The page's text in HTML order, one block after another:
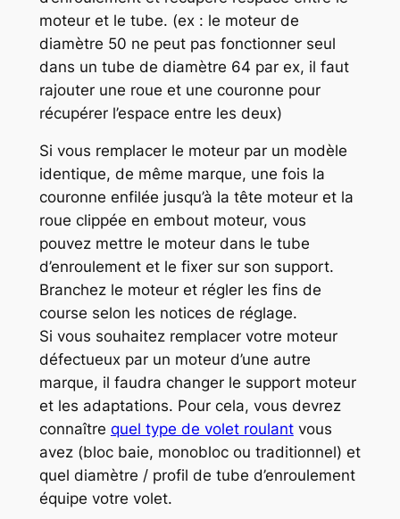
moteur et le tube. (ex : le moteur de
diamètre 50 ne peut pas fonctionner seul
dans un tube de diamètre 64 par ex, il faut
rajouter une roue et une couronne pour
récupérer l’espace entre les deux)
Si vous remplacer le moteur par un modèle
identique, de même marque, une fois la
couronne enfilée jusqu’à la tête moteur et la
roue clippée en embout moteur, vous
pouvez mettre le moteur dans le tube
d’enroulement et le fixer sur son support.
Branchez le moteur et régler les fins de
course selon les notices de réglage.
Si vous souhaitez remplacer votre moteur
défectueux par un moteur d’une autre
marque, il faudra changer le support moteur
et les adaptations. Pour cela, vous devrez
connaître quel type de volet roulantvous
avez (bloc baie, monobloc ou traditionnel) et
quel diamètre / profil de tube d’enroulement
équipe votre volet.